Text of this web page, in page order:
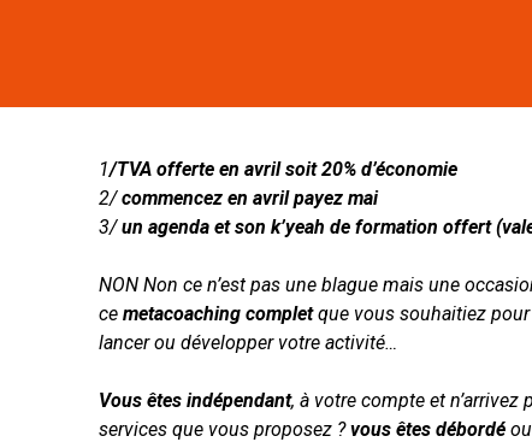
1/TVA offerte en avril soit 20% d’économie
2/commencez en avril payez mai
3/un agenda et son k’yeah de formation offert
NON Non ce n’est pas une blague mais une
ce metacoaching completque vous souhaitiez
lancer ou développer votre activité…
Vous êtes indépendant, à votre compte et
services que vous proposez ?vous êtes débordé